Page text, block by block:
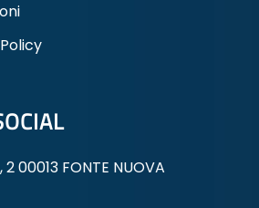
00013 FONTE NUOVA